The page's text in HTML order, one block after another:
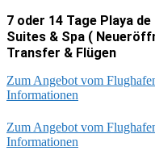
7 oder 14 Tage Playa
Suites & Spa (
Transfer & Flügen
Zum Angebot vom
Informationen
Zum Angebot vom
Informationen